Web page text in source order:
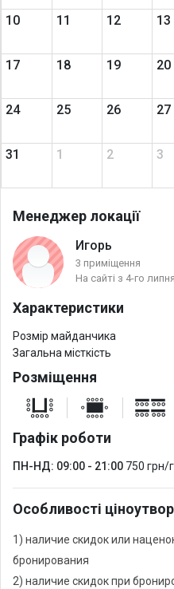
10 11 12 13
17 18 19 20
24 25 26 27
31 1 2 3
Менеджер локації
Игорь
3 приміщення
На сайті з 4-го
Характеристики
Розмір майданчика
Загальна місткість
Розміщення
Графік роботи
ПН-НД: 09:00 - 21:00 750 грн/
Особливості
1) наличие скидок или
бронирования
2) наличие скидок при